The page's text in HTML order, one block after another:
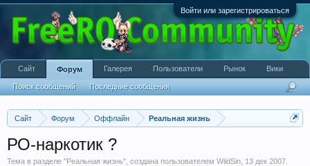
Войти или зарегистрироваться
Сайт Форум Оффлайн Реальная жизнь
РО-наркотик ?
Тема в разделе "Реальная жизнь", создана пользователем WildSin 13 дек 2007
Сайт Форум
Поиск сообщений Последние сообщения
Галерея Пользователи Рынок Вики